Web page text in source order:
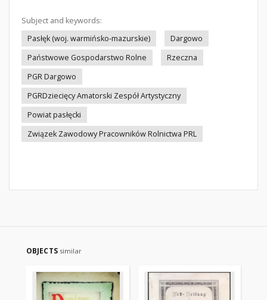
Subject and keywords:
Pasłęk (woj. warmińsko-mazurskie)
Dargowo
Państwowe Gospodarstwo Rolne
Rzeczna
PGR Dargowo
PGRDziecięcy Amatorski Zespół Artystyczny
Powiat pasłęcki
Związek Zawodowy Pracowników Rolnictwa PRL
OBJECTS similar